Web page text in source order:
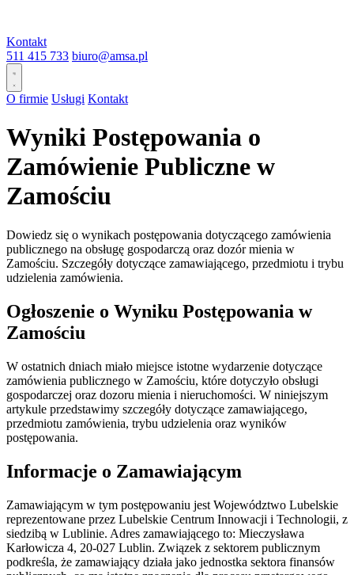
Kontakt
511 415 733 biuro@amsa.pl
O firmie Usługi Kontakt
Wyniki Postępowania o
Zamówienie Publiczne w
Zamościu
Dowiedz się o wynikach postępowania dotyczącego zamówienia
publicznego na obsługę gospodarczą oraz dozór mienia w
Zamościu. Szczegóły dotyczące zamawiającego, przedmiotu i trybu
udzielenia zamówienia.
Ogłoszenie o Wyniku Postępowania w
Zamościu
W ostatnich dniach miało miejsce istotne wydarzenie dotyczące
zamówienia publicznego w Zamościu, które dotyczyło obsługi
gospodarczej oraz dozoru mienia i nieruchomości. W niniejszym
artykule przedstawimy szczegóły dotyczące zamawiającego,
przedmiotu zamówienia, trybu udzielenia oraz wyników
postępowania.
Informacje o Zamawiającym
Zamawiającym w tym postępowaniu jest Województwo Lubelskie
reprezentowane przez Lubelskie Centrum Innowacji i Technologii, z
siedzibą w Lublinie. Adres zamawiającego to: Mieczysława
Karłowicza 4, 20-027 Lublin. Związek z sektorem publicznym
podkreśla, że zamawiający działa jako jednostka sektora finansów